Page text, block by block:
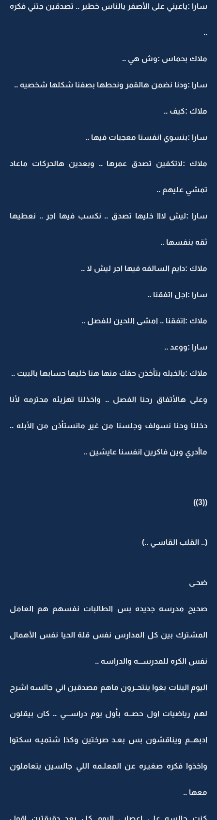
سارا :ياعيني على الأصفر يالناس خطير .. تصدقين جتني فكره
..
ملاك بحماس :وش هي ..
سارا :ودنا نضمن هالقمر ونحطها بصفنا شكلها شخصيه ..
ملاك :كيف ..
سارا :بنسوي انفسنا معجبات فيها ..
ملاك :لاتكفين تصدق عمرها .. وبعدين هالحركات ماعاد
تمشي عليهم ..
سارا :ليش لااا خليها تصدق .. نكسب فيها اجر .. نعطيها
ثقه بنفسها ..
ملاك :دايم السالفه فيها اجر ليش لا ..
سارا :اجل اتفقنا ..
ملاك :اتفقنا .. امشى اللحين للفصل ..
سارا :ووعد ..
ملاك :يالخبله بتأخذن حقك منها هنا خليها حسابها بالبيت ..
وعلى هالأتفاق رحنا الفصل .. واخذلنا تهزيئه محترمه لأنا
دخلنا وحنا نسولف وجلسنا من غير مانستأذن من الأبله ..
ماأدري وين فاكرين انفسنا عايشين ..
((3))
(.. القلب القاسـي ..)
ضحـى
صحيح مدرسه جديده بس الطالبات نفسهم هم العامل
المشترك بين كل المدارس نفس قلة الحيا نفس الأهمال
نفس الكره للمدرســـه والدراسه ..
اليوم البنات بغوا ينتحــرون ماهم مصدقين اني جالسه اشرح
لهم رياضيات اول حصــه بأول يوم دراســـي .. كان بيقلون
ادبهــم ويناقشون بس بعـد صرختين وكذا شتميـه سكتوا
واخذوا فكره صغيـره عن المعلـمه اللي جالسين يتعاملون
معها ..
كنت جالسه على اعصابي اليوم كل بعد دقيقتين اقول